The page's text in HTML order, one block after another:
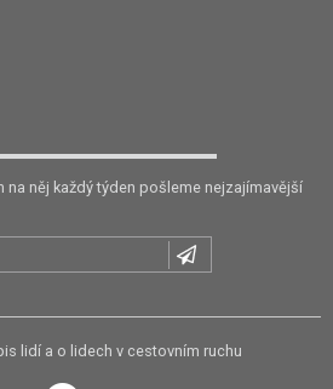
na něj každý týden pošleme nejzajímavější
lidí a o lidech v cestovním ruchu